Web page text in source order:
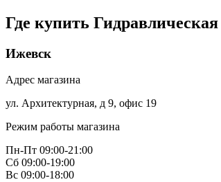
Где купить
Ижевск
Адрес магазина
ул. Архитектурная, д 9, офис 19
Режим работы магазина
Пн-Пт 09:00-21:00
Сб 09:00-19:00
Вс 09:00-18:00